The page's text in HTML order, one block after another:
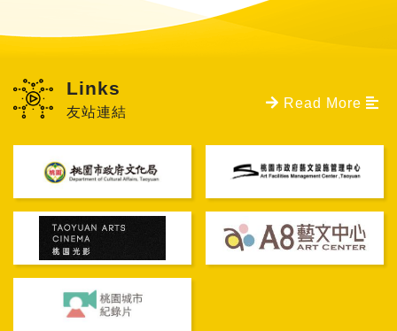
Links
友站連結
Read More